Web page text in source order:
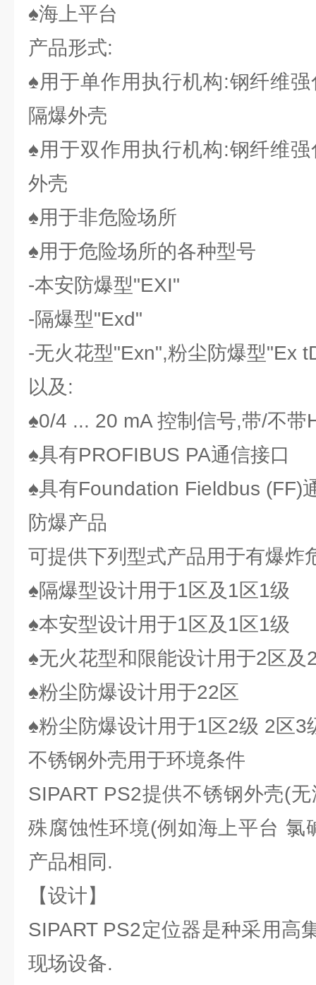
♠海上平台
产品形式:
♠用于单作用执行机构:钢纤维
隔爆外壳
♠用于双作用执行机构:钢纤维
外壳
♠用于非危险场所
♠用于危险场所的各种型号
-本安防爆型"EXI"
-隔爆型"Exd"
-无火花型"Exn",粉尘防爆型"Ex
以及:
♠0/4 ... 20 mA 控制信号,带/不带
♠具有PROFIBUS PA通信接口
♠具有Foundation Fieldbus (FF)
防爆产品
可提供下列型式产品用于有爆炸
♠隔爆型设计用于1区及1区1级
♠本安型设计用于1区及1区1级
♠无火花型和限能设计用于2区及
♠粉尘防爆设计用于22区
♠粉尘防爆设计用于1区2级 2区3
不锈钢外壳用于环境条件
SIPART PS2提供不锈钢外壳(
殊腐蚀性环境(例如海上平台 氯
产品相同.
【设计】
SIPART PS2定位器是种采用高
现场设备.